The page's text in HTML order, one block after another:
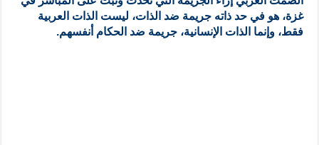
غزة، هو في حد ذاته جريمة ضد الذات، ليست الذات العربية
فقط، وإنما الذات الإنسانية، جريمة ضد الحكام أنفسهم.